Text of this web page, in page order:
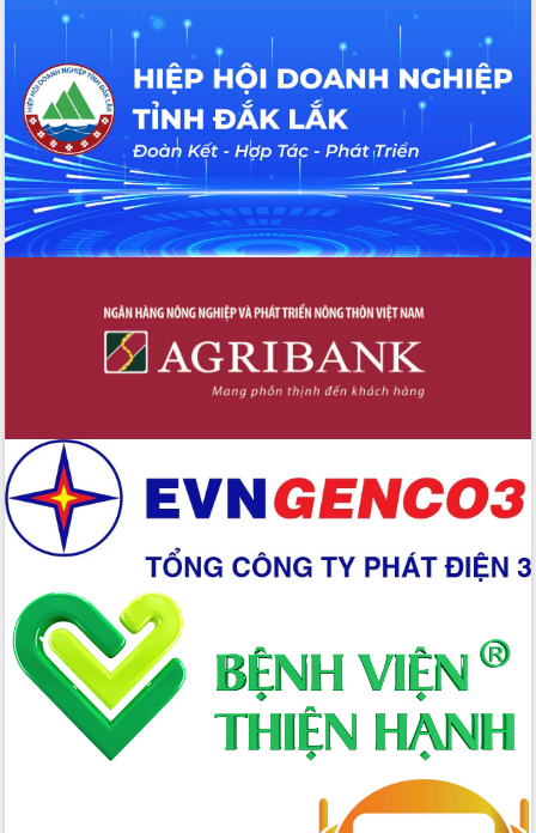
hiện nhiệm vụ quản lý tài sản công
hàng tuần
Tháo gỡ những vướng mắc, đẩy mạnh
công tác cải cách thủ tục hành chính
tại Trung tâm Phục vụ hành chính
công tỉnh
Đắk Lắk: Tôn vinh 46 giải pháp tại Hội
thi Sáng tạo Kỹ thuật 2024 - 2025
Đắk Lắk rà soát, điều chỉnh Đề án 190
về phát triển nuôi trồng thủy sản
Trương Công Thái kiểm tra thực địa
Dự án cao tốc Khánh Hòa - Buôn Ma
Định vị cà phê Việt Nam như một “di
Xây dựng nông thôn mới: Nâng cao đời
sống người dân từ những mô hình thiết
thực
Quyết liệt tháo gỡ vướng mắc, đẩy
nhanh tiến độ các dự án trọng điểm
trong Khu kinh tế Nam Phú Yên
Hòn Yến phát triển du lịch gắn với bảo
tồn biển
Lấy ý kiến điều chỉnh Quy hoạch tỉnh
Đắk Lắk thời kỳ 2021-2030, tầm nhìn
đến năm 2050
Phát động chiến dịch 30 ngày đêm
giải phóng mặt bằng Tuyến đường bộ